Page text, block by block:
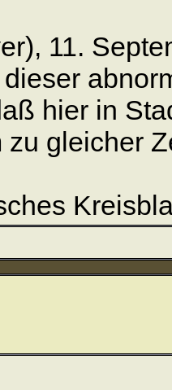
11.
hier in
zu gleicher